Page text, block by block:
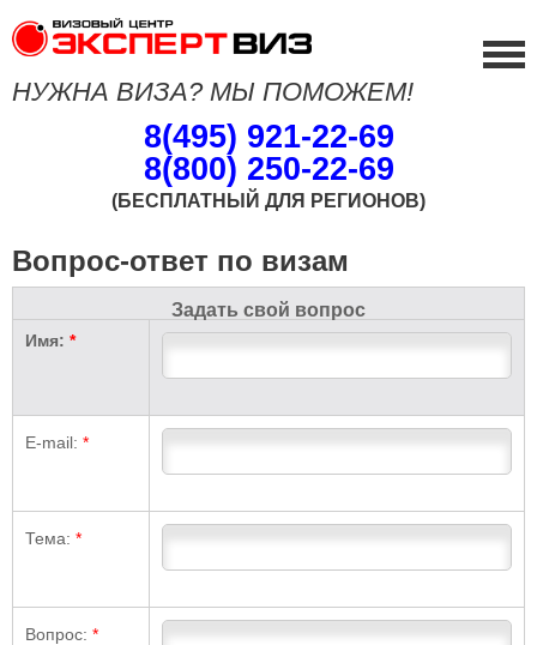
НУЖНА ВИЗА? МЫ ПОМОЖЕМ!
8(495) 921-22-69
8(800) 250-22-69
(БЕСПЛАТНЫЙ ДЛЯ РЕГИОНОВ)
Вопрос-ответ по визам
Задать свой вопрос
Имя: *
E-mail: *
Тема: *
Вопрос: *